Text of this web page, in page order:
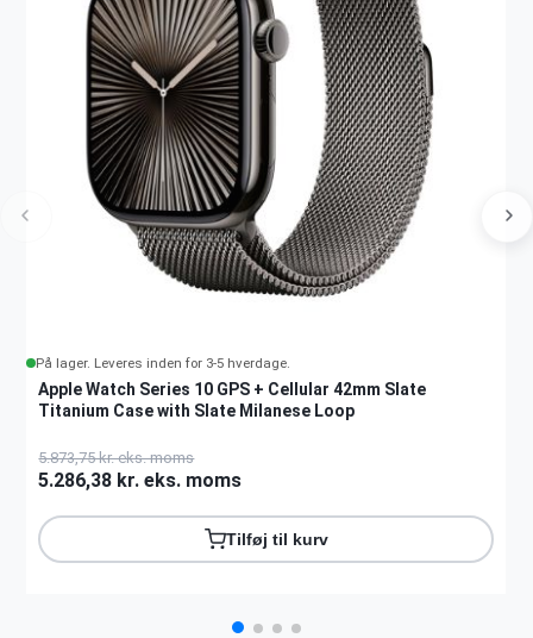
På lager. Leveres inden for 3-5 hverdage.
Apple Watch Series 10 GPS + Cellular 42mm Slate
Titanium Case with Slate Milanese Loop
5.873,75 kr. eks. moms
5.286,38 kr. eks. moms
Tilføj til kurv